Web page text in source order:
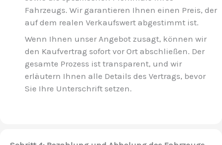
Fahrzeugs. Wir garantieren Ihnen einen Preis, der
auf dem realen Verkaufswert abgestimmt ist.
Wenn Ihnen unser Angebot zusagt, können wir
den Kaufvertrag sofort vor Ort abschließen. Der
gesamte Prozess ist transparent, und wir
erläutern Ihnen alle Details des Vertrags, bevor
Sie Ihre Unterschrift setzen.